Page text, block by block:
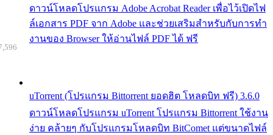
ดาวน์โหลดโปรแกรม Adobe Acrobat Reader เพื่อไว้เปิดไฟ
ล์เอกสาร PDF จาก Adobe และช่วยเสริมสำหรับกับการทำ
งานของ Browser ให้อ่านไฟล์ PDF ได้ ฟรี
uTorrent (โปรแกรม Bittorrent ยอดฮิต โหลดบิท ฟรี) 3.6.0
ดาวน์โหลดโปรแกรม uTorrent โปรแกรม Bittorrent ใช้งาน
ง่าย คล้ายๆ กับโปรแกรมโหลดบิท BitComet แต่ขนาดไฟล์